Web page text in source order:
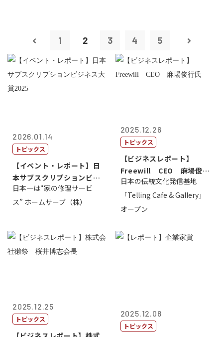
1 2 3 4 5
2026.01.14
トピックス
【イベント・レポート】日
本サブスクリプションビジ
ネス大賞20...
日本一は“家の修理サービ
ス” ホームサーブ（株）
2025.12.26
トピックス
【ビジネスレポート】
Freewill CEO 麻場俊行
氏
日本の伝統文化発信基地
「Telling Cafe & Gallery」
オープン
2025.12.25
トピックス
2025.12.08
トピックス